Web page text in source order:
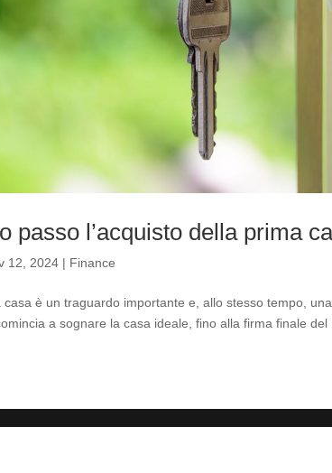
passo l’acquisto della prima
12, 2024 | Finance
casa è un traguardo importante e, allo stesso tempo,
a sognare la casa ideale, fino alla firma finale del